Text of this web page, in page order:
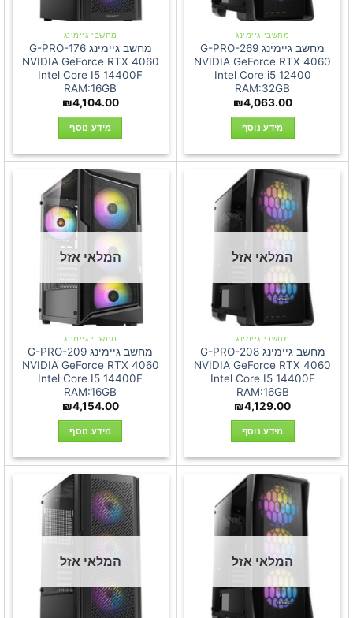
מחשבי גיימינג
מחשב גיימינג G-PRO-269
NVIDIA GeForce RTX 4060
Intel Core i5 12400
RAM:32GB
₪4,063.00
מידע נוסף
מחשבי גיימינג
מחשב גיימינג G-PRO-176
NVIDIA GeForce RTX 4060
Intel Core I5 14400F
RAM:16GB
₪4,104.00
מידע נוסף
המלאי אזל
מחשבי גיימינג
מחשב גיימינג G-PRO-208
NVIDIA GeForce RTX 4060
Intel Core I5 14400F
RAM:16GB
₪4,129.00
מידע נוסף
המלאי אזל
מחשבי גיימינג
מחשב גיימינג G-PRO-209
NVIDIA GeForce RTX 4060
Intel Core I5 14400F
RAM:16GB
₪4,154.00
מידע נוסף
המלאי אזל המלאי אזל